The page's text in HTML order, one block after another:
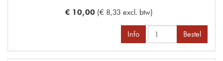
€ 10,00 (€ 8,33 excl. btw)
Info Bestel